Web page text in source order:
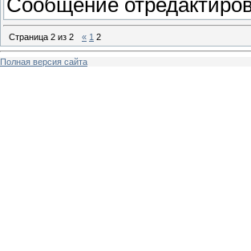
Сообщение
Страница 2 из 2 « 1 2
Полная версия сайта